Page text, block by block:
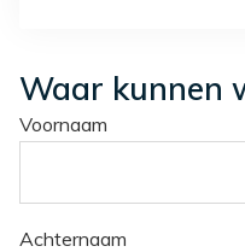
Waar kunnen
Voornaam
Achternaam